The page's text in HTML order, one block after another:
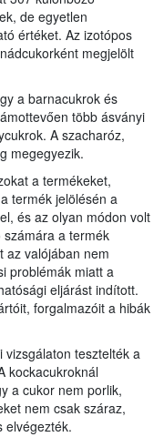
de egyetlen
értéket. Az izotópos
megjelölt
a barnacukrok és
több ásványi
A szacharóz,
megegyezik.
a termékeket,
termék jelölésén a
és az olyan módon volt
a termék
az valójában nem
problémák miatt a
eljárást indított.
forgalmazóit a hibák
vizsgálaton tesztelték a
kockacukroknál
a cukor nem porlik,
nem csak száraz,
elvégezték.